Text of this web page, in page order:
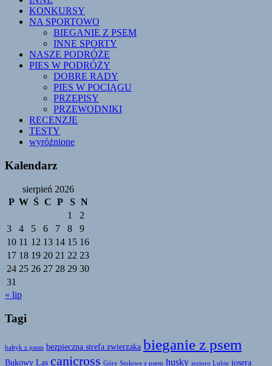
KONKURSY
NA SPORTOWO
BIEGANIE Z PSEM
INNE SPORTY
NASZE PODRÓŻE
PIES W PODRÓŻY
DOBRE RADY
PIES W POCIĄGU
PRZEPISY
PRZEWODNIKI
RECENZJE
TESTY
wyróżnione
Kalendarz
sierpień 2026
P W Ś C P S N
1
2
3
4 5 6 7 8
9
10 11 12 13 14 15 16
17 18 19 20 21 22 23
24 25 26 27 28 29 30
31
« lip
Tagi
bałtyk z psem bezpieczna strefa zwierzaka bieganie z psem
Bukowy Las canicross Góry Stołowe z psem husky jezioro Lubie josera